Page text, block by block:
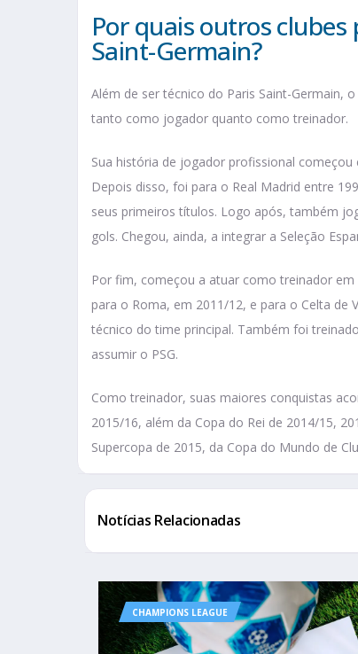
Por quais outros clubes
Saint-Germain?
Além de ser técnico do Paris Saint-Germain,
tanto como jogador quanto como treinador.
Sua história de jogador profissional
Depois disso, foi para o Real Madrid entre
seus primeiros títulos. Logo após, também
gols. Chegou, ainda, a integrar a Seleção
Por fim, começou a atuar como treinador
para o Roma, em 2011/12, e para o Celta de
técnico do time principal. Também foi
assumir o PSG.
Como treinador, suas maiores conquistas
2015/16, além da Copa do Rei de 2014/15,
Supercopa de 2015, da Copa do Mundo de
Notícias Relacionadas
CHAMPIONS LEAGUE